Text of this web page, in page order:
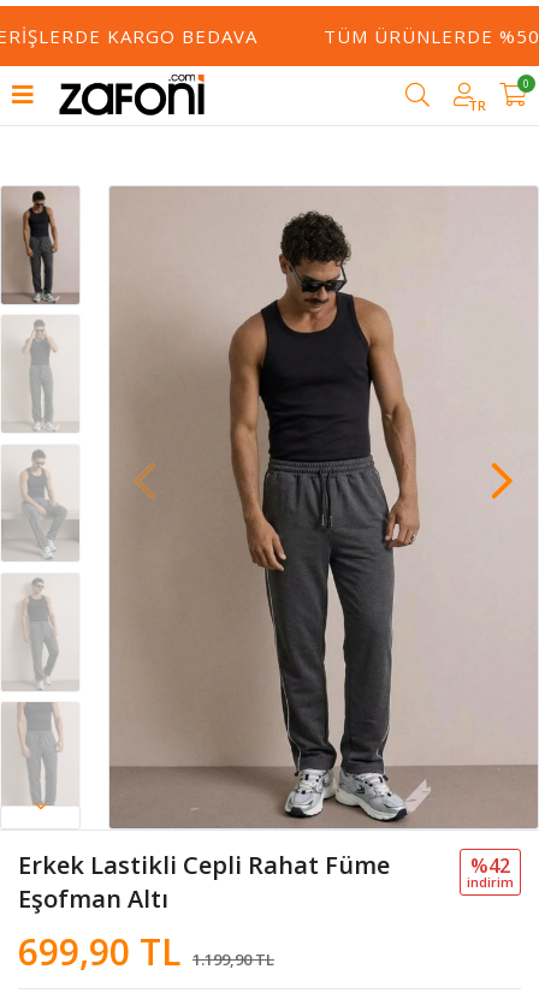
KARGO BEDAVA TÜM ÜRÜNLERDE
TR
0
Erkek Lastikli Cepli Rahat Füme
Eşofman Altı
699,90 TL 1.199,90 TL
%42
i̇ndi̇ri̇m